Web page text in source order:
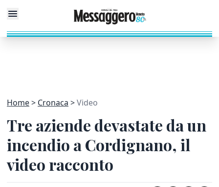
Home Cronaca Video
Tre aziende devastate da un
incendio a Cordignano, il
video racconto